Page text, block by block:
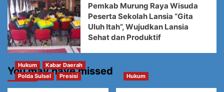
Pemkab Murung Raya Wisuda
Peserta Sekolah Lansia “Gita
Uluh Itah”, Wujudkan Lansia
Sehat dan Produktif
You may have missed
Hukum
Kabar Daerah
Polda Sulsel
Presisi Hukum